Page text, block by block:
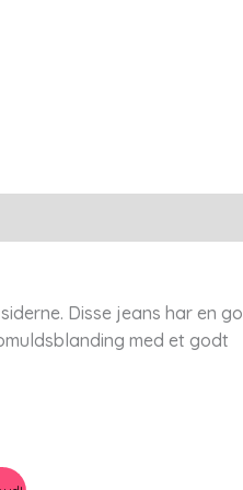
Disse jeans har en
med et godt